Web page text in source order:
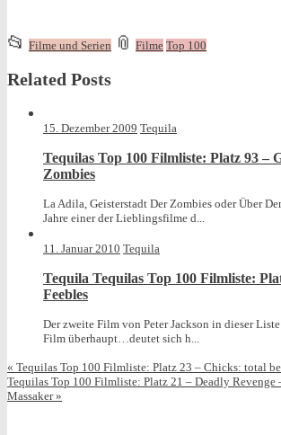
📂 This
was
Filme und Serien 📎 and
Filme Top 100
Related Posts
15. Dezember 2009 Tequila
Tequilas Top 100 Filmliste: Platz 93 –
Zombies
La Adila, Geisterstadt Der Zombies oder Über
Jahre einer der Lieblingsfilme d...
11. Januar 2010 Tequila
Tequila Tequilas Top 100 Filmliste:
Feebles
Der zweite Film von Peter Jackson in dieser
Film überhaupt…deutet sich h...
« Tequilas Top 100 Filmliste: Platz 23 – Chicks: total
Tequilas Top 100 Filmliste: Platz 21 – Deadly Revenge
Massaker»